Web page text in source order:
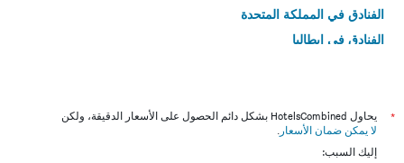
الفنادق في المملكة المتحدة
الفنادق في إيطاليا
*
يحاول HotelsCombined بشكل دائم الحصول على الأسعار الدقيقة، ولكن
لا يمكن ضمان الأسعار .
إليك السبب: